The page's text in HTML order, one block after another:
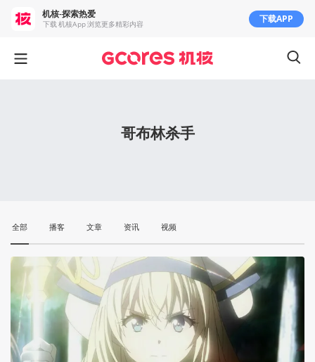
哥布林杀手
全部 播客 文章 资讯 视频
机核-探索热爱
下载 机核App 浏览更多精彩内容 下载APP